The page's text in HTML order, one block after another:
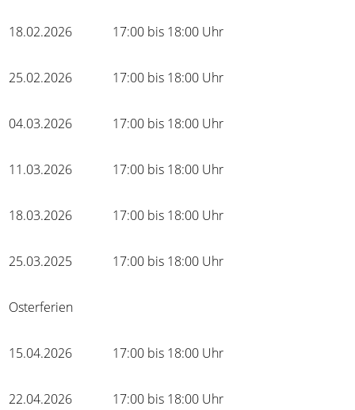
18.02.2026 17:00 bis 18:00 Uhr
25.02.2026 17:00 bis 18:00 Uhr
04.03.2026 17:00 bis 18:00 Uhr
11.03.2026 17:00 bis 18:00 Uhr
18.03.2026 17:00 bis 18:00 Uhr
25.03.2025 17:00 bis 18:00 Uhr
Osterferien
15.04.2026 17:00 bis 18:00 Uhr
22.04.2026 17:00 bis 18:00 Uhr